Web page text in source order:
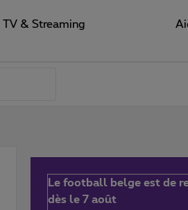
TV & Streaming
Le football belge est de
dès le 7 août